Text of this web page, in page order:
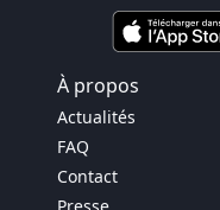
À propos
Actualités
FAQ
Contact